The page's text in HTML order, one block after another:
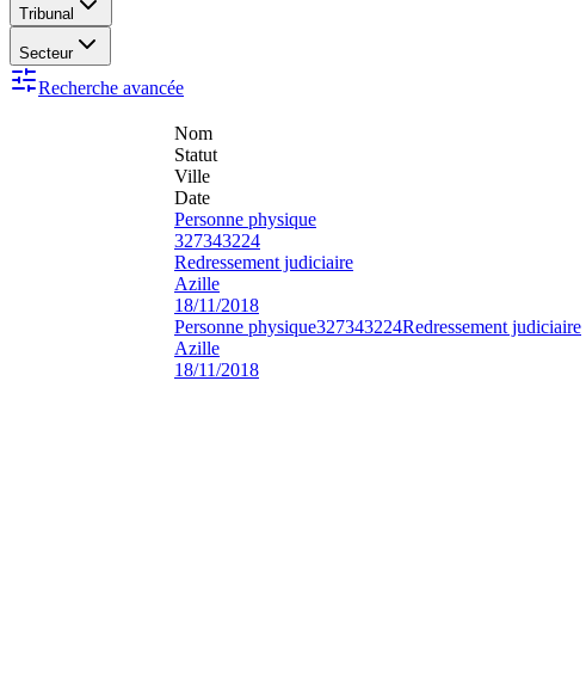
Tribunal
Secteur
Recherche avancée
Nom
Statut
Ville
Date
Personne physique
327343224
Redressement judiciaire
Azille
18/11/2018
Personne physique327343224Redressement judiciaire
Azille
18/11/2018